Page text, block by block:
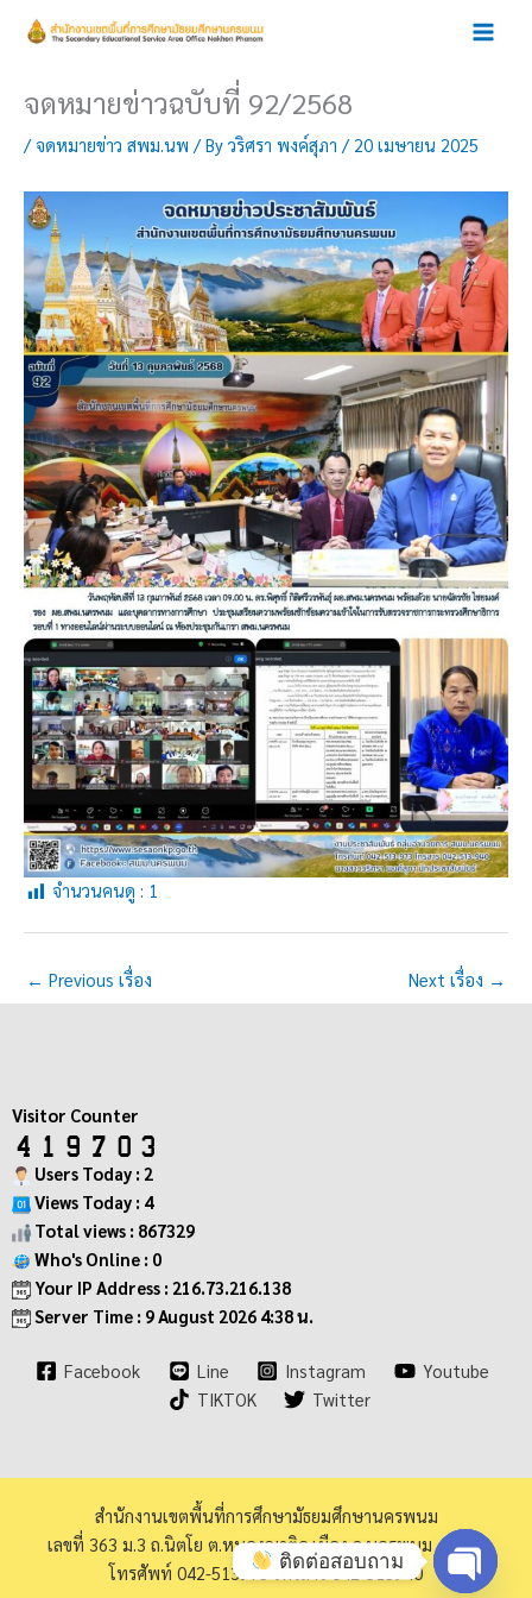
จดหมายข่าวฉบับที่ 92/2568
/จดหมายข่าว สพม.นพ / By วริศรา พงค์สุภา / 20 เมษายน 2025
จำนวนคนดู : 1
← Previous เรื่อง Next เรื่อง →
Visitor Counter
Users Today : 2
Views Today : 4
Total views : 867329
Who's Online : 0
Your IP Address : 216.73.216.138
Server Time : 9 August 2026 4:38 น.
Facebook Line Instagram
Youtube
TIKTOK
Twitter
สำนักงานเขตพื้นที่การศึกษามัธยมศึกษานครพนม
เลขที่ 363 ม.3 ถ.นิตโย ต.หนองญาติอ.เมือง จ.นครพนม 48000
โทรศัพท์ 042-513973 โทรสาร 042-513940
ติดต่อสอบถาม